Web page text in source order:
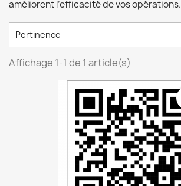
améliorent l’efficacité de vos opérations.
Pertinence
Affichage 1-1 de 1 article(s)